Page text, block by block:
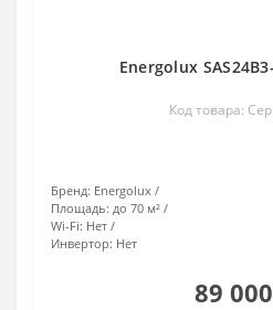
Energolux
Код товара:
Бренд: Energolux
Площадь: до 70 м²
Wi-Fi: Нет
Инвертор: Нет
89